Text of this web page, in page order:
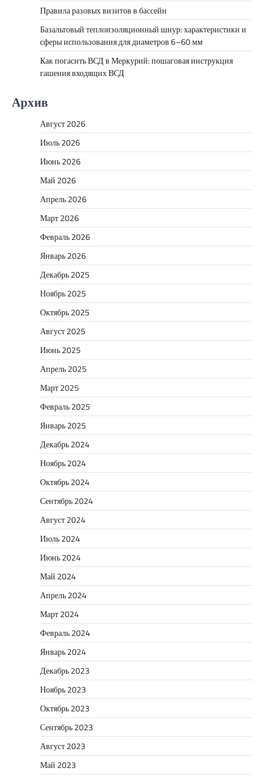
Правила разовых визитов в бассейн
Базальтовый теплоизоляционный шнур: характеристики и
сферы использования для диаметров 6–60 мм
Как погасить ВСД в Меркурий: пошаговая инструкция
гашения входящих ВСД
Архив
Август 2026
Июль 2026
Июнь 2026
Май 2026
Апрель 2026
Март 2026
Февраль 2026
Январь 2026
Декабрь 2025
Ноябрь 2025
Октябрь 2025
Август 2025
Июнь 2025
Апрель 2025
Март 2025
Февраль 2025
Январь 2025
Декабрь 2024
Ноябрь 2024
Октябрь 2024
Сентябрь 2024
Август 2024
Июль 2024
Июнь 2024
Май 2024
Апрель 2024
Март 2024
Февраль 2024
Январь 2024
Декабрь 2023
Ноябрь 2023
Октябрь 2023
Сентябрь 2023
Август 2023
Май 2023